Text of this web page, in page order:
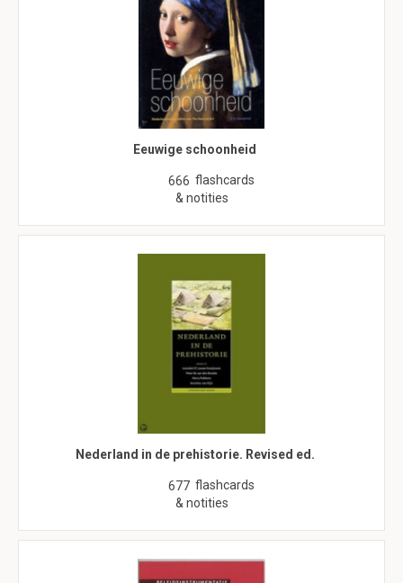
Eeuwige schoonheid
666 flashcards
& notities
Nederland in de prehistorie. Revised ed.
677 flashcards
& notities